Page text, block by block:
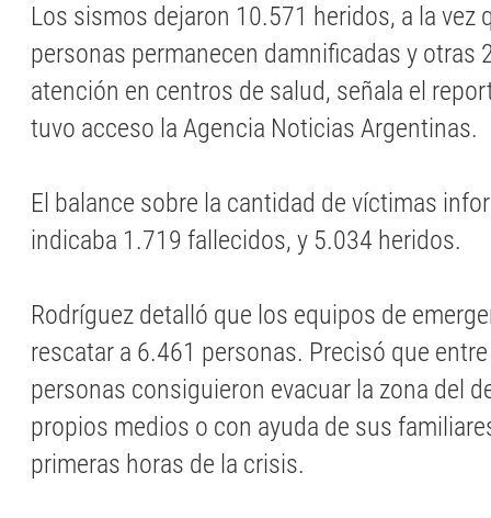
Los sismos dejaron 10.571 heridos, a la vez
personas permanecen damnificadas y otras
atención en centros de salud, señala el
tuvo acceso la Agencia Noticias Argentinas.
El balance sobre la cantidad de víctimas
indicaba 1.719 fallecidos, y 5.034 heridos.
Rodríguez detalló que los equipos de
rescatar a 6.461 personas. Precisó que
personas consiguieron evacuar la zona del
propios medios o con ayuda de sus
primeras horas de la crisis.